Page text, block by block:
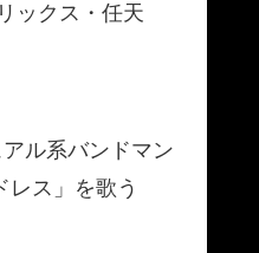
ックス・任天
アル系バンドマン
レス」を歌う